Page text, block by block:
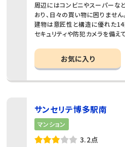
周辺にはコンビニやスーパーな
おり、日々の買い物に困りません。
建物は意匠性と構造に優れた
セキュリティや防犯カメラを備え
お気に入り
サンセリテ博多駅南
マンション
3.2点